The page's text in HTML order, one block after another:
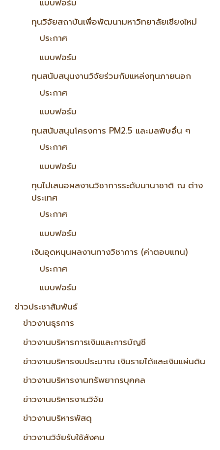
ทุนวิจัยสถาบันเพื่อพัฒนามหาวิทยาลัยเชียงใหม่
ประกาศ
แบบฟอร์ม
ทุนสนับสนุนงานวิจัยร่วมกับแหล่งทุนภายนอก
ประกาศ
แบบฟอร์ม
ทุนสนับสนุนโครงการ PM2.5 และมลพิษอื่น ๆ
ประกาศ
แบบฟอร์ม
ทุนไปเสนอผลงานวิชาการระดับนานาชาติ ณ ต่าง
ประเทศ
ประกาศ
แบบฟอร์ม
เงินอุดหนุนผลงานทางวิชาการ (ค่าตอบแทน)
ประกาศ
แบบฟอร์ม
ข่าวประชาสัมพันธ์
ข่าวงานธุรการ
ข่าวงานบริหารการเงินและการบัญชี
ข่าวงานบริหารงบประมาณ เงินรายได้และเงินแผ่นดิน
ข่าวงานบริหารงานทรัพยากรบุคคล
ข่าวงานบริหารงานวิจัย
ข่าวงานบริหารพัสดุ
ข่าวงานวิจัยรับใช้สังคม